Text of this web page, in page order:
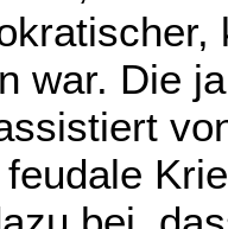
war. Die